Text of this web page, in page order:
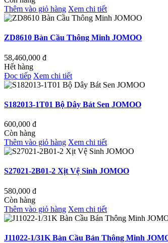
Thêm vào giỏ hàng Xem chi tiết
ZD8610 Bàn Cầu Thông Minh JOMOO
58,460,000 đ
Hết hàng
Đọc tiếp Xem chi tiết
S182013-1T01 Bộ Dây Bát Sen JOMOO
600,000 đ
Còn hàng
Thêm vào giỏ hàng Xem chi tiết
S27021-2B01-2 Xịt Vệ Sinh JOMOO
580,000 đ
Còn hàng
Thêm vào giỏ hàng Xem chi tiết
J11022-1/31K Bàn Cầu Bán Thông Minh